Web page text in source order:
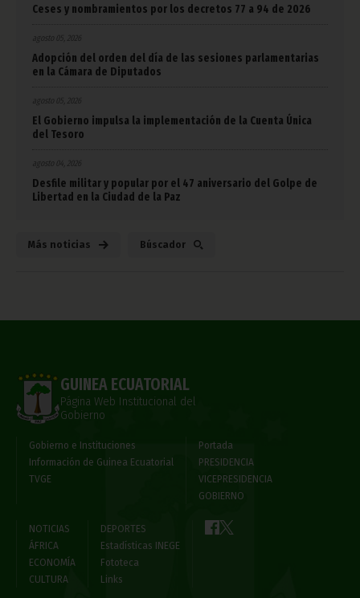
Ceses y nombramientos por los decretos 77 a 94 de 2026
agosto 05, 2026
Adopción del orden del día de las sesiones parlamentarias
en la Cámara de Diputados
agosto 05, 2026
El Gobierno impulsa la implementación de la Cuenta Única
del Tesoro
agosto 04, 2026
Desfile militar y popular por el 47 aniversario del Golpe de
Libertad en la Ciudad de la Paz
Más noticias Búscador
GUINEA ECUATORIAL
Página Web Institucional del
Gobierno
Gobierno e Instituciones
Información de Guinea Ecuatorial
TVGE
Portada
PRESIDENCIA
VICEPRESIDENCIA
GOBIERNO
NOTICIAS
ÁFRICA
ECONOMÍA
CULTURA
DEPORTES
Estadísticas INEGE
Fototeca
Links